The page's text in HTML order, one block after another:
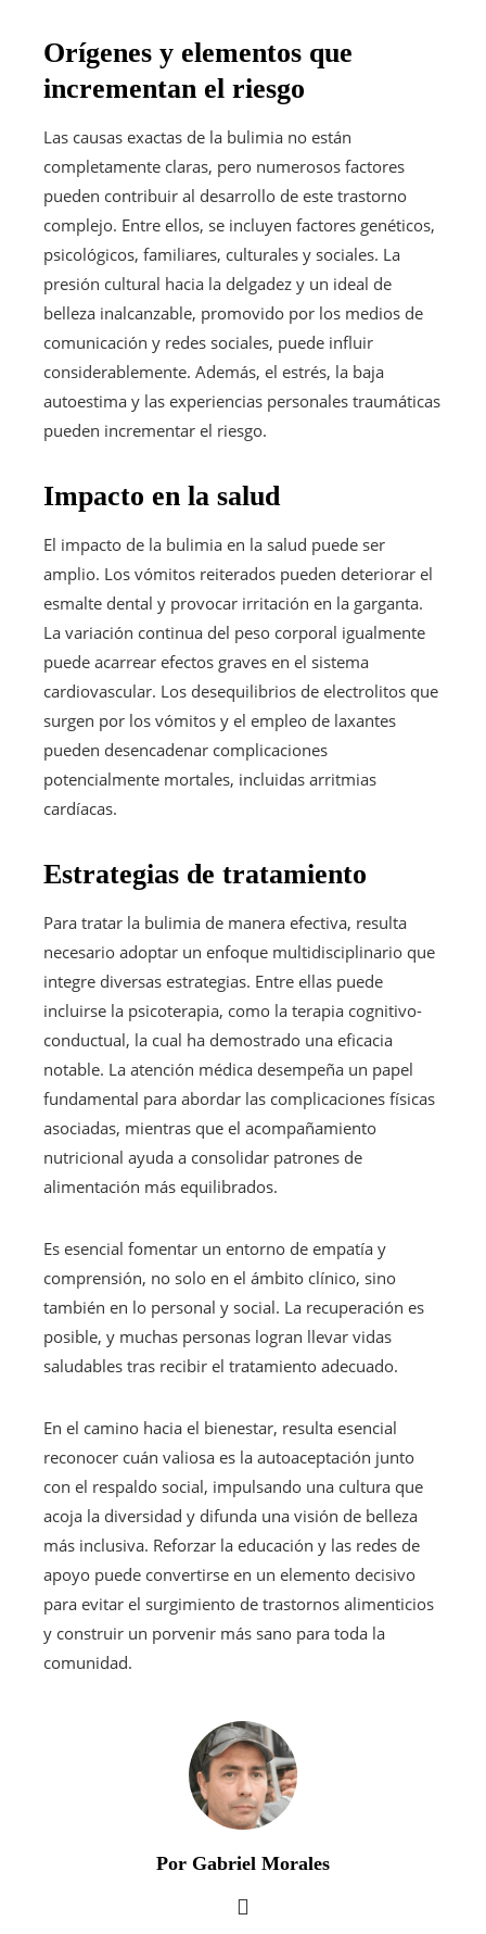
Orígenes y elementos que
incrementan el riesgo
Las causas exactas de la bulimia no están
completamente claras, pero numerosos factores
pueden contribuir al desarrollo de este trastorno
complejo. Entre ellos, se incluyen factores genéticos,
psicológicos, familiares, culturales y sociales. La
presión cultural hacia la delgadez y un ideal de
belleza inalcanzable, promovido por los medios de
comunicación y redes sociales, puede influir
considerablemente. Además, el estrés, la baja
autoestima y las experiencias personales traumáticas
pueden incrementar el riesgo.
Impacto en la salud
El impacto de la bulimia en la salud puede ser
amplio. Los vómitos reiterados pueden deteriorar el
esmalte dental y provocar irritación en la garganta.
La variación continua del peso corporal igualmente
puede acarrear efectos graves en el sistema
cardiovascular. Los desequilibrios de electrolitos que
surgen por los vómitos y el empleo de laxantes
pueden desencadenar complicaciones
potencialmente mortales, incluidas arritmias
cardíacas.
Estrategias de tratamiento
Para tratar la bulimia de manera efectiva, resulta
necesario adoptar un enfoque multidisciplinario que
integre diversas estrategias. Entre ellas puede
incluirse la psicoterapia, como la terapia cognitivo-
conductual, la cual ha demostrado una eficacia
notable. La atención médica desempeña un papel
fundamental para abordar las complicaciones físicas
asociadas, mientras que el acompañamiento
nutricional ayuda a consolidar patrones de
alimentación más equilibrados.
Es esencial fomentar un entorno de empatía y
comprensión, no solo en el ámbito clínico, sino
también en lo personal y social. La recuperación es
posible, y muchas personas logran llevar vidas
saludables tras recibir el tratamiento adecuado.
En el camino hacia el bienestar, resulta esencial
reconocer cuán valiosa es la autoaceptación junto
con el respaldo social, impulsando una cultura que
acoja la diversidad y difunda una visión de belleza
más inclusiva. Reforzar la educación y las redes de
apoyo puede convertirse en un elemento decisivo
para evitar el surgimiento de trastornos alimenticios
y construir un porvenir más sano para toda la
comunidad.
Por Gabriel Morales